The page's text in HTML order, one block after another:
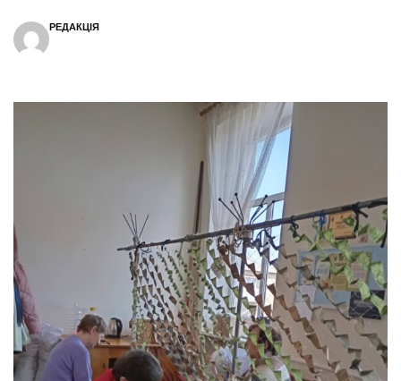
РЕДАКЦІЯ